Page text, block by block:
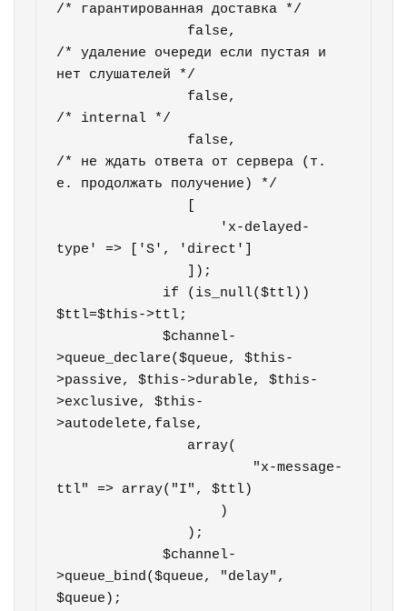
/* гарантированная доставка */
/* удаление очереди если пустая и
нет слушателей */
/* internal */
/* не ждать ответа от сервера (т.
е. продолжать получение) */
type' => ['S', 'direct']
$ttl=$this->ttl;
             $channel-
>queue_declare($queue, $this-
>passive, $this->durable, $this-
>exclusive, $this-
>autodelete,false,
ttl" => array("I", $ttl)
             $channel-
>queue_bind($queue, "delay",
$queue);